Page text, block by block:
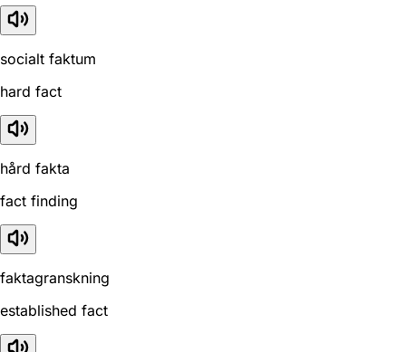
socialt faktum
hard fact
hård fakta
fact finding
faktagranskning
established fact